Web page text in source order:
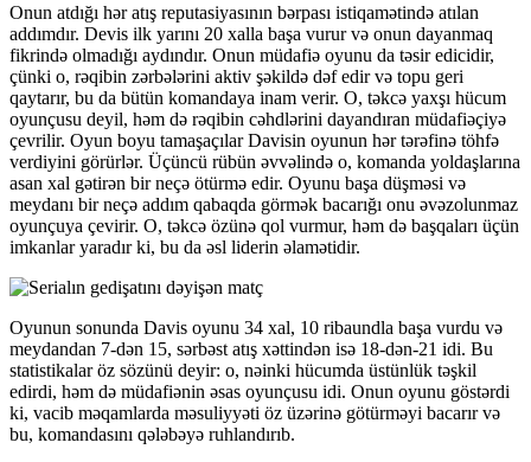
Onun atdığı hər atış reputasiyasının bərpası istiqamətində atılan
addımdır. Devis ilk yarını 20 xalla başa vurur və onun dayanmaq
fikrində olmadığı aydındır. Onun müdafiə oyunu da təsir edicidir,
çünki o, rəqibin zərbələrini aktiv şəkildə dəf edir və topu geri
qaytarır, bu da bütün komandaya inam verir. O, təkcə yaxşı hücum
oyunçusu deyil, həm də rəqibin cəhdlərini dayandıran müdafiəçiyə
çevrilir. Oyun boyu tamaşaçılar Davisin oyunun hər tərəfinə töhfə
verdiyini görürlər. Üçüncü rübün əvvəlində o, komanda yoldaşlarına
asan xal gətirən bir neçə ötürmə edir. Oyunu başa düşməsi və
meydanı bir neçə addım qabaqda görmək bacarığı onu əvəzolunmaz
oyunçuya çevirir. O, təkcə özünə qol vurmur, həm də başqaları üçün
imkanlar yaradır ki, bu da əsl liderin əlamətidir.
Oyunun sonunda Davis oyunu 34 xal, 10 ribaundla başa vurdu və
meydandan 7-dən 15, sərbəst atış xəttindən isə 18-dən-21 idi. Bu
statistikalar öz sözünü deyir: o, nəinki hücumda üstünlük təşkil
edirdi, həm də müdafiənin əsas oyunçusu idi. Onun oyunu göstərdi
ki, vacib məqamlarda məsuliyyəti öz üzərinə götürməyi bacarır və
bu, komandasını qələbəyə ruhlandırıb.